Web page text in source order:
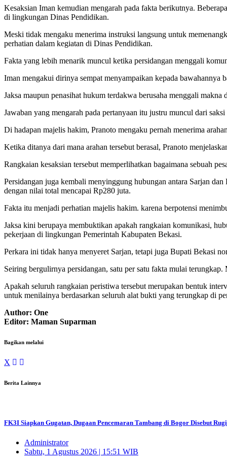
Kesaksian Iman kemudian mengarah pada fakta berikutnya.
di lingkungan Dinas Pendidikan.
Meski tidak mengaku menerima instruksi langsung untuk
perhatian dalam kegiatan di Dinas Pendidikan.
Fakta yang lebih menarik muncul ketika persidangan menggali
Iman mengakui dirinya sempat menyampaikan kepada
Jaksa maupun penasihat hukum terdakwa berusaha menggali
Jawaban yang mengarah pada pertanyaan itu justru muncul dari
Di hadapan majelis hakim, Pranoto mengaku pernah menerima
Ketika ditanya dari mana arahan tersebut berasal, Pranoto
Rangkaian kesaksian tersebut memperlihatkan bagaimana sebuah
Persidangan juga kembali menyinggung hubungan antara Sarjan
dengan nilai total mencapai Rp280 juta.
Fakta itu menjadi perhatian majelis hakim. karena berpotensi
Jaksa kini berupaya membuktikan apakah rangkaian komunikasi,
pekerjaan di lingkungan Pemerintah Kabupaten Bekasi.
Perkara ini tidak hanya menyeret Sarjan, tetapi juga Bupati Bekasi
Seiring bergulirnya persidangan, satu per satu fakta mulai
Apakah seluruh rangkaian peristiwa tersebut merupakan bentuk
untuk menilainya berdasarkan seluruh alat bukti yang terungkap di
Author: One
Editor: Maman Suparman
Bagikan melalui
X
Berita Lainnya
FK3I Siapkan Gugatan, Dugaan Pencemaran Tambang di Bogor Disebut
Administrator
Sabtu, 1 Agustus 2026 | 15:51 WIB